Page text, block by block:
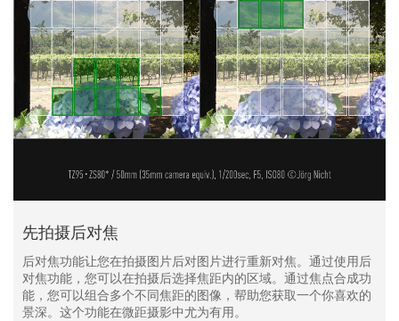
先拍摄后对焦
后对焦功能让您在拍摄图片后对图片进行重新对焦。通过使用后
对焦功能，您可以在拍摄后选择焦距内的区域。通过焦点合成功
能，您可以组合多个不同焦距的图像，帮助您获取一个你喜欢的
景深。这个功能在微距摄影中尤为有用。